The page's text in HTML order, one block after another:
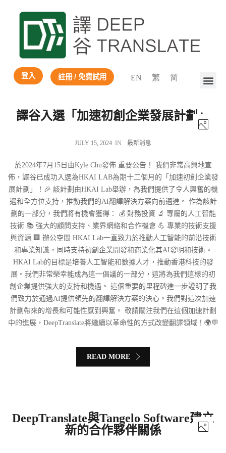
登入 註冊 / 免費試用 EN 繁 简
譯谷入選「加速初創企業發展計劃」
JULY 15, 2024 IN 最新消息
於2024年7月15日由Kyle Chu發佈 重要公告！ 我們非常高興地宣
佈，譯谷已成功入選為HKAI LAB為期十二個月的「加速初創企業發
展計劃」！🎉 該計劃由HKAI Lab舉辦，為我們提供了令人興奮的機
遇和全方位支持，推動我們的AI翻譯解決方案向前邁進。 作為該計
劃的一部分，我們將有機會獲得： 💰 財務投資 🔬 專屬的人工智能
技術 📚 強大的顧問支持、業界網絡和合作機會 💪 專業的技術支援
與資源 🏢 辦公空間 HKAI Lab一直致力於推動人工智能的前沿技術
和專業知識，同時支持初創企業開發和商業化其AI發明和技術。
HKAI Lab的目標是培養人工智能和數據人才，推動香港科技的發
展。我們非常榮幸能成為這一倡議的一部分，這將為我們這樣的初
創企業提供強大的支持和機遇。 這個重要的里程碑進一步證明了我
們致力於通過AI提供領先的翻譯解決方案的決心。我們對這次加速
計劃帶來的增長和可能性感到興奮。 敬請關注我們在這個加速計劃
中的進展，DeepTranslate將繼續以革命性的方式改變翻譯領域！🌍💬
READ MORE
DeepTranslate與Tangelo Software建立
新的合作夥伴關係